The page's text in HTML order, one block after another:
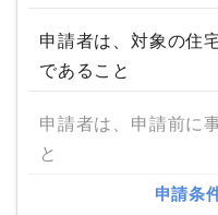
申請者は、対象の住
であること
申請者は、申請前に
と
申請条